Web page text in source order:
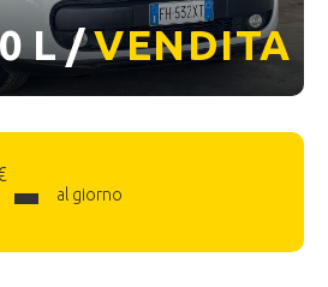
L /VENDITA
- al giorno